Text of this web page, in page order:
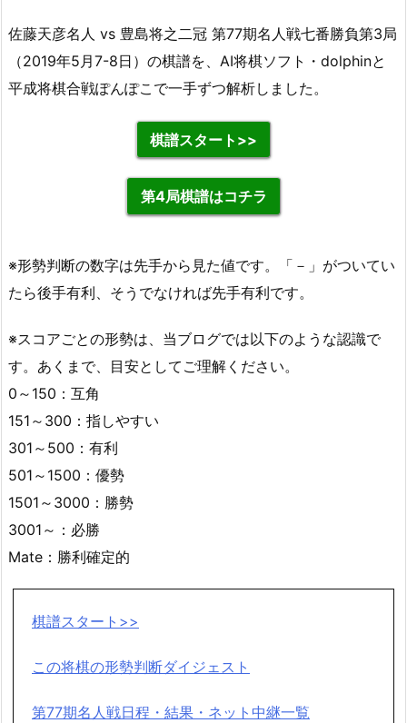
佐藤天彦名人 vs 豊島将之二冠 第77期名人戦七番勝負第3局
（2019年5月7-8日）の棋譜を、AI将棋ソフト・dolphinと
平成将棋合戦ぽんぽこで一手ずつ解析しました。
棋譜スタート>>
第4局棋譜はコチラ
※形勢判断の数字は先手から見た値です。「－」がついてい
たら後手有利、そうでなければ先手有利です。
※スコアごとの形勢は、当ブログでは以下のような認識で
す。あくまで、目安としてご理解ください。
0～150：互角
151～300：指しやすい
301～500：有利
501～1500：優勢
1501～3000：勝勢
3001～：必勝
Mate：勝利確定的
棋譜スタート>>
この将棋の形勢判断ダイジェスト
第77期名人戦日程・結果・ネット中継一覧